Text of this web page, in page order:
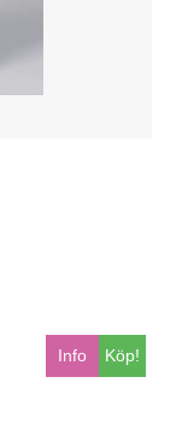
Köp!
Info